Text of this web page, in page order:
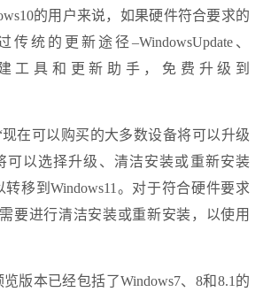
的用户来说，如果硬件符合要求的
统的更新途径–WindowsUpdate、
工具和更新助手，免费升级到
在可以购买的大多数设备将可以升级
可以选择升级、清洁安装或重新安装
转移到Windows11。对于符合硬件要求
要进行清洁安装或重新安装，以使用
览版本已经包括了Windows7、8和8.1的